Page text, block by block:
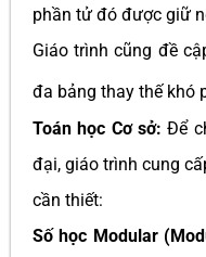
phần tử đó được giữ
Giáo trình cũng đề
đa bảng thay thế khó
Toán học Cơ sở: Để
đại, giáo trình cung
cần thiết:
Số học Modular